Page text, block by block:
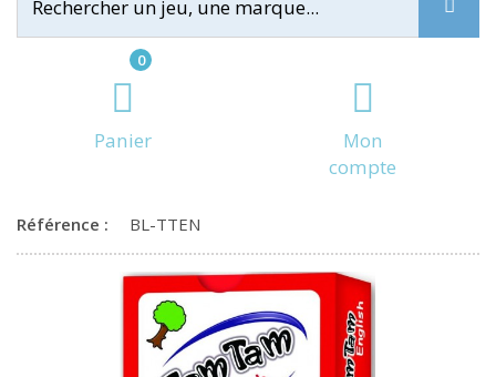
0
Panier
Mon
compte
Référence : BL-TTEN